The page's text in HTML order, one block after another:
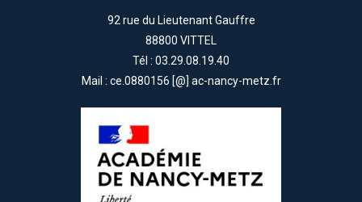
92 rue du Lieutenant Gauffre
88800 VITTEL
Tél : 03.29.08.19.40
Mail : ce.0880156 [@] ac-nancy-metz.fr